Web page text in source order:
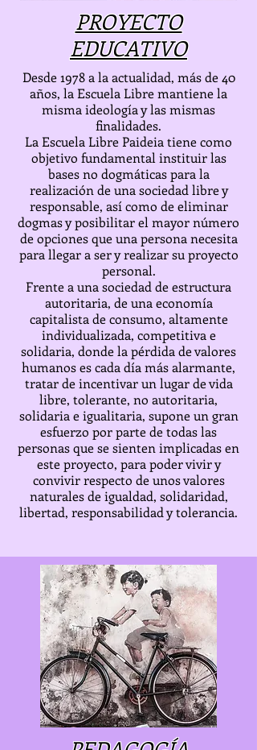
PROYECTO
EDUCATIVO
Desde 1978 a la actualidad, más de 40
años, la Escuela Libre mantiene la
misma ideología y las mismas
finalidades.
La Escuela Libre Paideia tiene como
objetivo fundamental instituir las
bases no dogmáticas para la
realización de una sociedad libre y
responsable, así como de eliminar
dogmas y posibilitar el mayor número
de opciones que una persona necesita
para llegar a ser y realizar su proyecto
personal.
Frente a una sociedad de estructura
autoritaria, de una economía
capitalista de consumo, altamente
individualizada, competitiva e
solidaria, donde la pérdida de valores
humanos es cada día más alarmante,
tratar de incentivar un lugar de vida
libre, tolerante, no autoritaria,
solidaria e igualitaria, supone un gran
esfuerzo por parte de todas las
personas que se sienten implicadas en
este proyecto, para poder vivir y
convivir respecto de unos valores
naturales de igualdad, solidaridad,
libertad, responsabilidad y tolerancia.